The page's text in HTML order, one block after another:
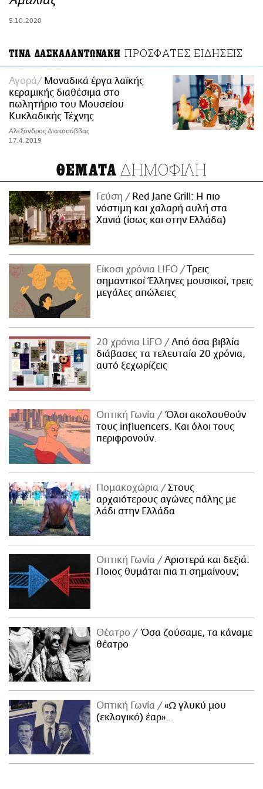
5.10.2020
ΤΙΝΑ ΔΑΣΚΑΛΑΝΤΩΝΑΚΗ ΠΡΟΣΦΑΤΕΣ ΕΙΔΗΣΕΙΣ
Αγορά
Μοναδικά έργα λαϊκής
κεραμικής διαθέσιμα στο
πωλητήριο του Μουσείου
Κυκλαδικής Τέχνης
Αλέξανδρος Διακοσάββας
17.4.2019
ΘΕΜΑΤΑ ΔΗΜΟΦΙΛΗ
Γεύση
Red Jane Grill: Η πιο
νόστιμη και χαλαρή αυλή στα
Χανιά (ίσως και στην Ελλάδα)
Είκοσι χρόνια LIFO
Tρεις
σημαντικοί Έλληνες μουσικοί, τρεις
μεγάλες απώλειες
20 χρόνια LiFO
Από όσα βιβλία
διάβασες τα τελευταία 20 χρόνια,
αυτό ξεχωρίζεις
Οπτική Γωνία
Όλοι ακολουθούν
τους influencers. Και όλοι τους
περιφρονούν.
Πομακοχώρια
Στους
αρχαιότερους αγώνες πάλης με
λάδι στην Ελλάδα
Οπτική Γωνία
Αριστερά και δεξιά:
Ποιος θυμάται πια τι σημαίνουν;
Θέατρο
Όσα ζούσαμε, τα κάναμε
θέατρο
Οπτική Γωνία
«Ω γλυκύ μου
(εκλογικό) έαρ»…